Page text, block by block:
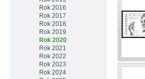
Rok 2016
Rok 2017
Rok 2018
Rok 2019
Rok 2020
Rok 2021
Rok 2022
Rok 2023
Rok 2024